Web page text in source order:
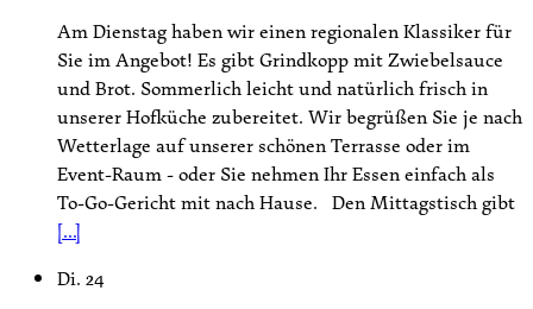
Am Dienstag haben wir einen regionalen Klassiker für
Sie im Angebot! Es gibt Grindkopp mit Zwiebelsauce
und Brot. Sommerlich leicht und natürlich frisch in
unserer Hofküche zubereitet. Wir begrüßen Sie je nach
Wetterlage auf unserer schönen Terrasse oder im
Event-Raum - oder Sie nehmen Ihr Essen einfach als
To-Go-Gericht mit nach Hause. Den Mittagstisch gibt
[...]
Di. 24